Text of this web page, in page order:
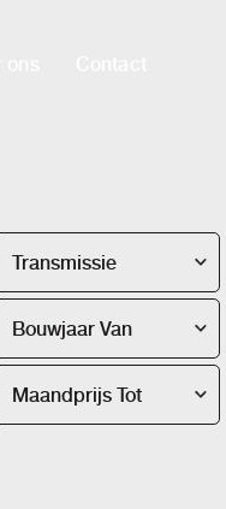
Transmissie
Bouwjaar Van
Maandprijs Tot